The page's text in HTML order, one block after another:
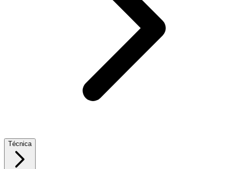
Técnica